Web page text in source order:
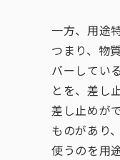
一方、用途
つまり、物
バーしてい
とを、差し
差し止めが
ものがあり
使うのを用